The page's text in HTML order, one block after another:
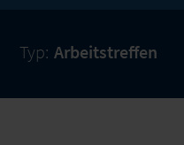
Typ: Arbeitstreffen